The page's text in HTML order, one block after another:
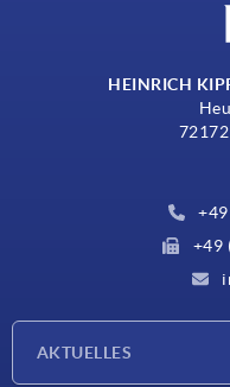
HEINRICH
+49
AKTUELLES